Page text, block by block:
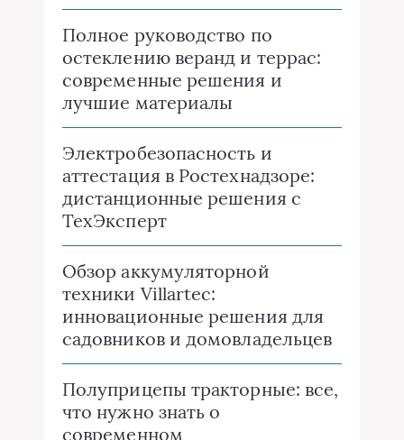
Полное руководство по
остеклению веранд и террас:
современные решения и
лучшие материалы
Электробезопасность и
аттестация в Ростехнадзоре:
дистанционные решения с
ТехЭксперт
Обзор аккумуляторной
техники Villartec:
инновационные решения для
садовников и домовладельцев
Полуприцепы тракторные: все,
что нужно знать о
современном